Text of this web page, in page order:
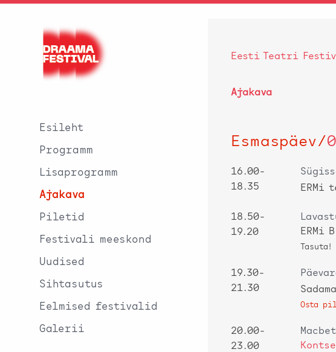
Esileht
Programm
Lisaprogramm
Ajakava
Piletid
Festivali meeskond
Uudised
Sihtasutus
Eelmised festivalid
Galerii
Eesti Teatri
Ajakava
Esmaspäev/
16.00-
18.35
ERMi
18.50-
19.20
ERMi
Tasuta!
19.30-
21.30
Osta
20.00-
23.00